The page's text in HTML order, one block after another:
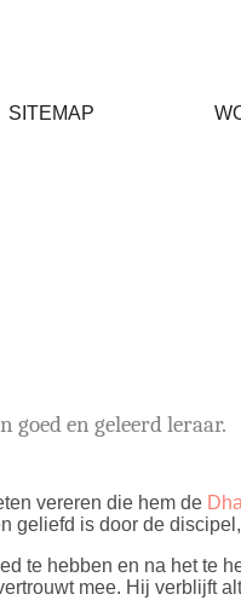
SITEMAP
goed en geleerd leraar.
vereren die hem de
geliefd is door de
te hebben en na het te
mee. Hij verblijft